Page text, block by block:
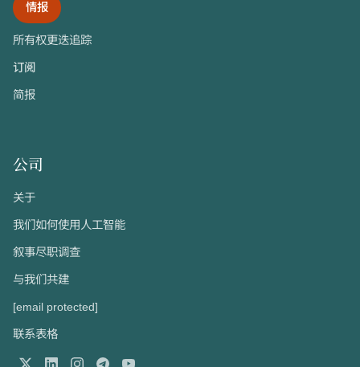
情报
所有权更迭追踪
订阅
简报
公司
关于
我们如何使用人工智能
叙事尽职调查
与我们共建
[email protected]
联系表格